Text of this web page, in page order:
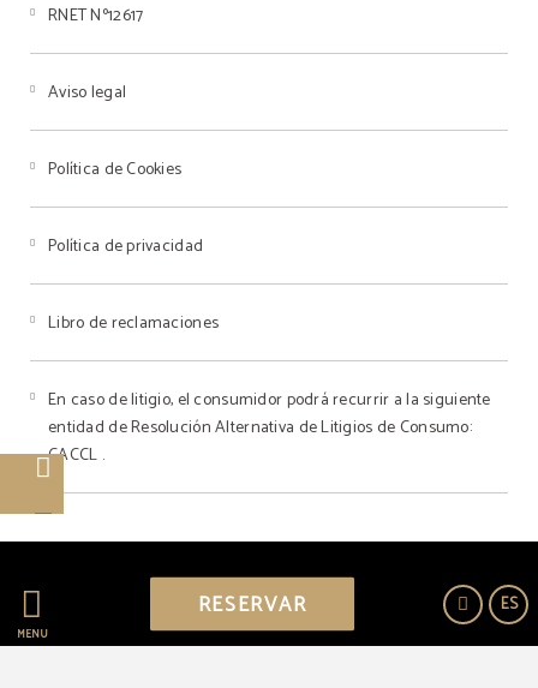
MENÚ
ES
RESERVAR
RNET Nº12617
Aviso legal
Política de Cookies
Política de privacidad
Libro de reclamaciones
En caso de litigio, el consumidor podrá recurrir a la siguiente
entidad de Resolución Alternativa de Litigios de Consumo:
CACCL .
Powered by Keytel